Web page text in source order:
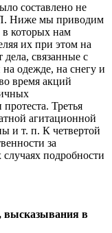
составлено не
Ниже мы приводим
в которых нам
их при этом на
дела, связанные с
одежде, на снегу и
время акций
Третья
агитационной
и т. п. К четвертой
за
подробности
высказывания в